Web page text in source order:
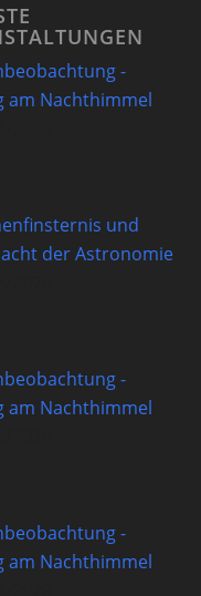
-
am Nachthimmel
und
der Astronomie
-
am Nachthimmel
-
am Nachthimmel